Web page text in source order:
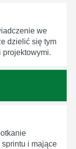
we
dzielić się tym
projektowymi.
i mające